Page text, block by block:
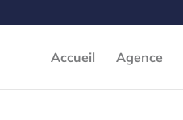
Accueil Agence